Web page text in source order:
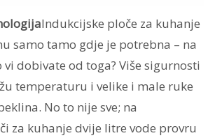
Indukcijske ploče za kuhanje
samo tamo gdje je potrebna – na
vi dobivate od toga? Više sigurnosti
temperaturu i velike i male ruke
No to nije sve; na
za kuhanje dvije litre vode provru